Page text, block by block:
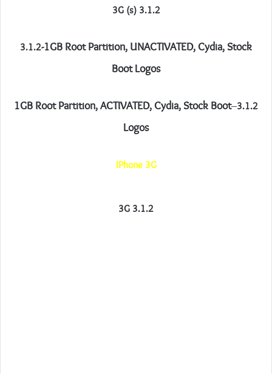
3G (s) 3.1.2
3.1.2-1GB Root Partition, UNACTIVATED, Cydia, Stock
Boot Logos
3.1.2
–
1GB Root Partition, ACTIVATED, Cydia, Stock Boot
Logos
IPhone 3G
3G 3.1.2